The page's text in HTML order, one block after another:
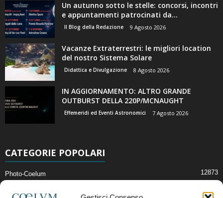
Un autunno sotto le stelle: concorsi, incontri
e appuntamenti patrocinati da...
Il Blog della Redazione 9 Agosto 2026
Vacanze Extraterrestri: le migliori location
del nostro Sistema Solare
Didattica e Divulgazione 8 Agosto 2026
IN AGGIORNAMENTO: ALTRO GRANDE
OUTBURST DELLA 220P/MCNAUGHT
Effemeridi ed Eventi Astronomici 7 Agosto 2026
CATEGORIE POPOLARI
Photo-Coelum 12873